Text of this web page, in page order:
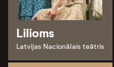
Lilioms
Latvijas Nacionālais teātris